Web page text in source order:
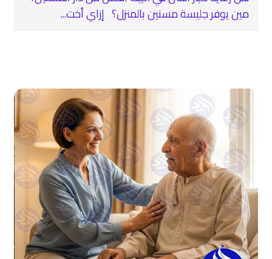
مين يوفر جليسة مسنين بالمنزل؟ إزاي أخت...